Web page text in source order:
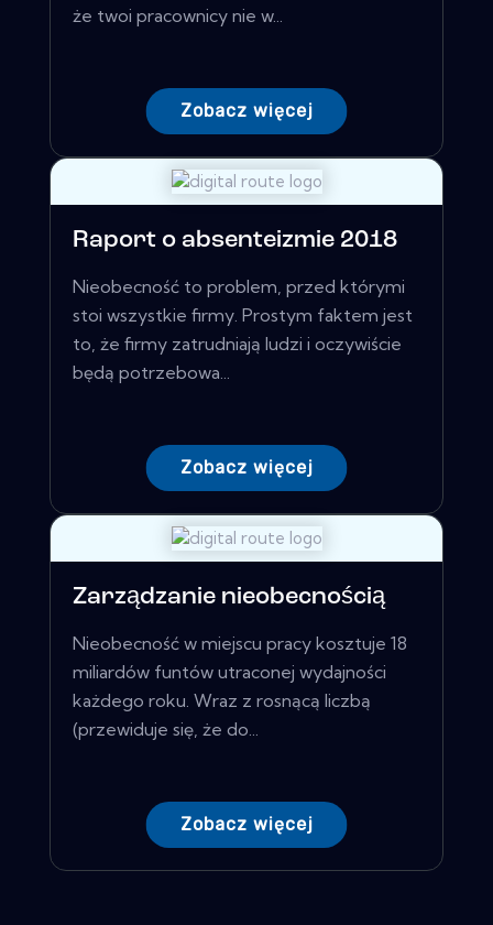
że twoi pracownicy nie w...
Zobacz więcej
Raport o absenteizmie 2018
Nieobecność to problem, przed którymi
stoi wszystkie firmy. Prostym faktem jest
to, że firmy zatrudniają ludzi i oczywiście
będą potrzebowa...
Zobacz więcej
Zarządzanie nieobecnością
Nieobecność w miejscu pracy kosztuje 18
miliardów funtów utraconej wydajności
każdego roku. Wraz z rosnącą liczbą
(przewiduje się, że do...
Zobacz więcej